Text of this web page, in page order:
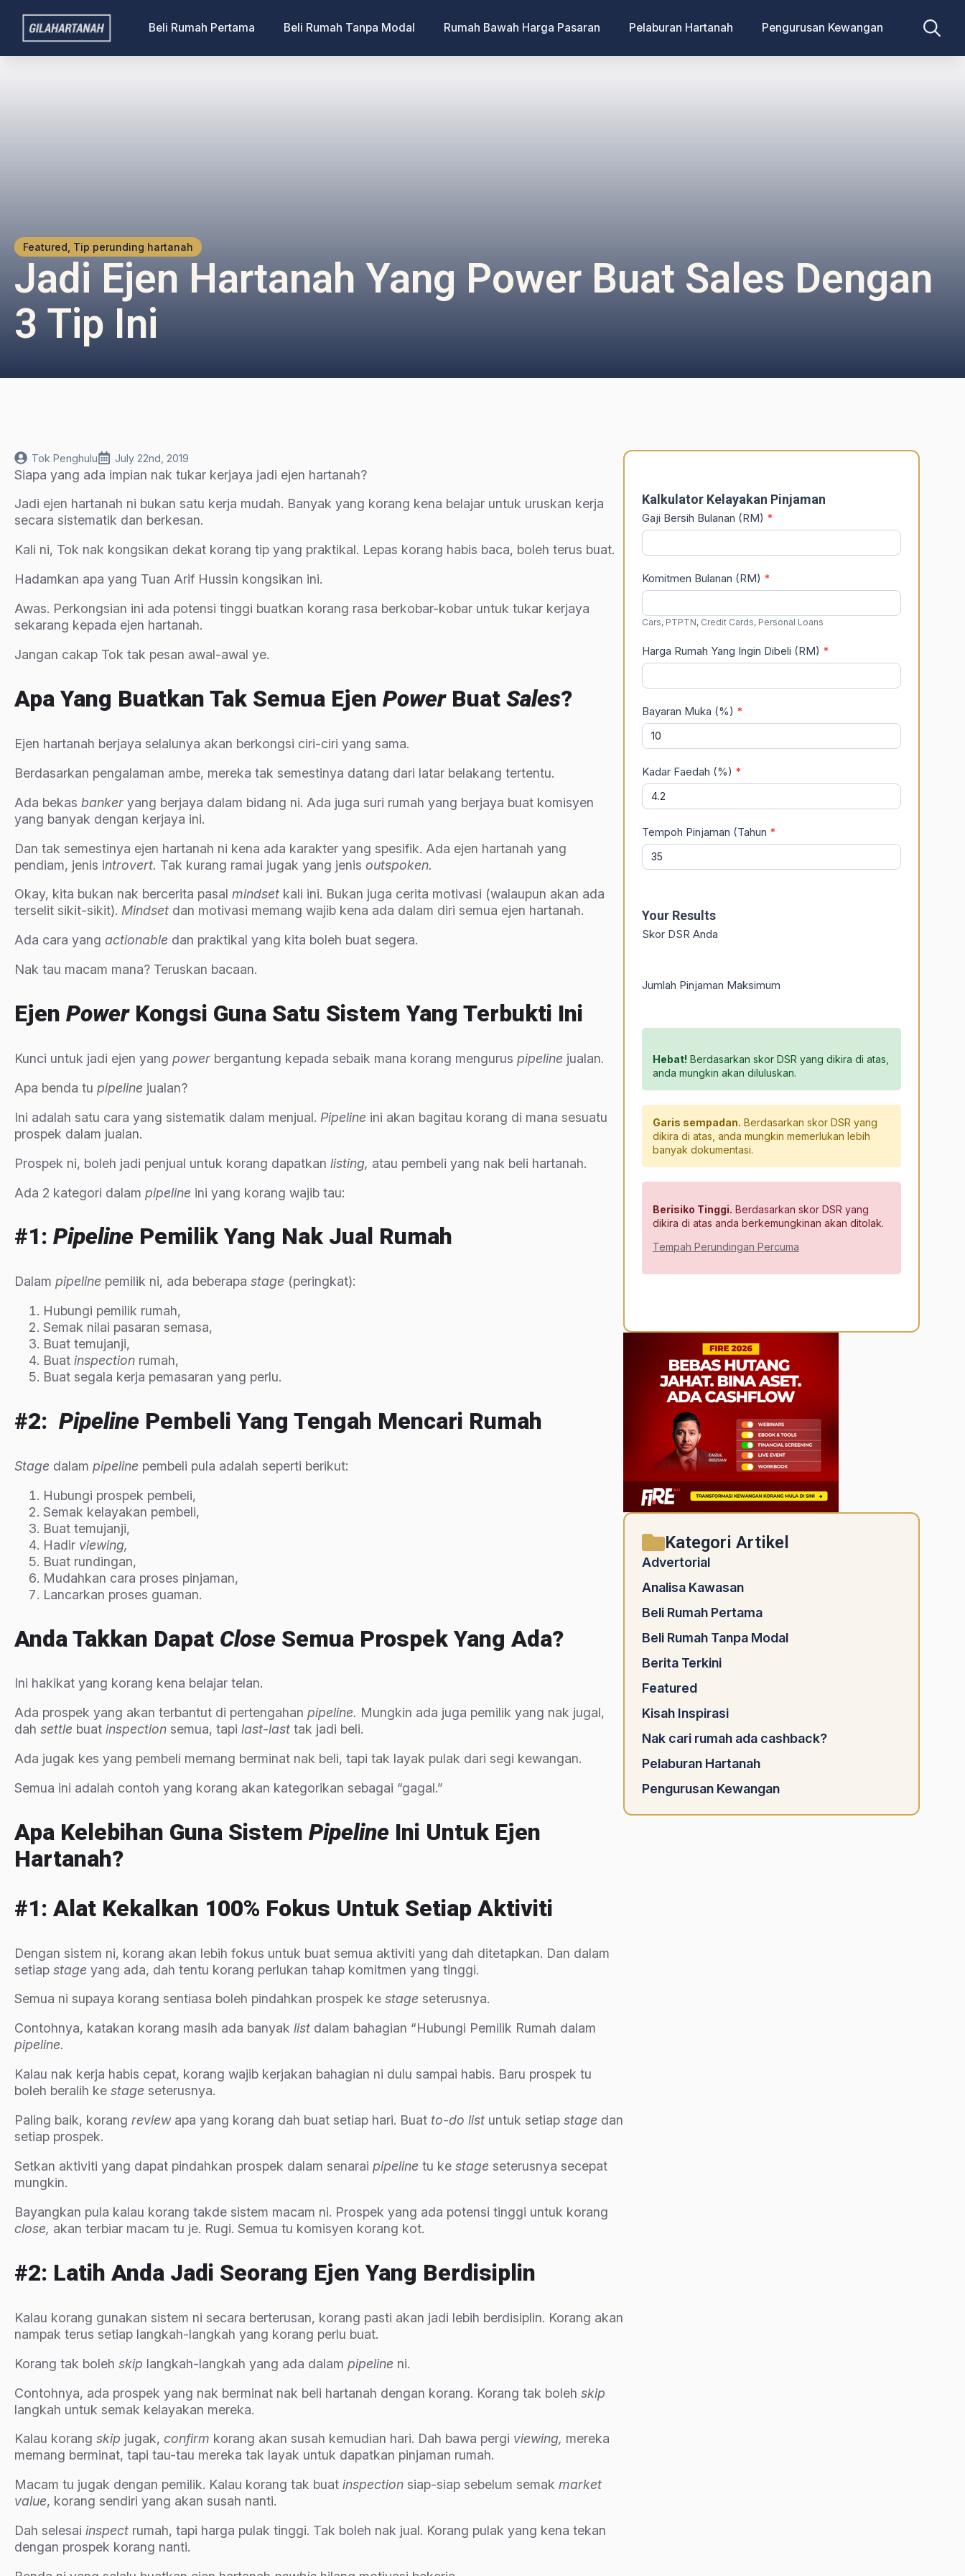
Beli Rumah Pertama Beli Rumah Tanpa Modal Rumah Bawah Harga Pasaran Pelaburan Hartanah Pengurusan Kewangan
Search
Featured, Tip perunding hartanah
Jadi Ejen Hartanah Yang Power Buat Sales Dengan
3 Tip Ini
Tok Penghulu July 22nd, 2019
Siapa yang ada impian nak tukar kerjaya jadi ejen hartanah?
Jadi ejen hartanah ni bukan satu kerja mudah. Banyak yang korang kena belajar untuk uruskan kerja
secara sistematik dan berkesan.
Kali ni, Tok nak kongsikan dekat korang tip yang praktikal. Lepas korang habis baca, boleh terus buat.
Hadamkan apa yang Tuan Arif Hussin kongsikan ini.
Awas. Perkongsian ini ada potensi tinggi buatkan korang rasa berkobar-kobar untuk tukar kerjaya
sekarang kepada ejen hartanah.
Jangan cakap Tok tak pesan awal-awal ye.
Apa Yang Buatkan Tak Semua Ejen PowerBuat Sales?
Ejen hartanah berjaya selalunya akan berkongsi ciri-ciri yang sama.
Berdasarkan pengalaman ambe, mereka tak semestinya datang dari latar belakang tertentu.
Ada bekas banker yang berjaya dalam bidang ni. Ada juga suri rumah yang berjaya buat komisyen
yang banyak dengan kerjaya ini.
Dan tak semestinya ejen hartanah ni kena ada karakter yang spesifik. Ada ejen hartanah yang
pendiam, jenis introvert. Tak kurang ramai jugak yang jenis outspoken.
Okay, kita bukan nak bercerita pasal mindset kali ini. Bukan juga cerita motivasi (walaupun akan ada
terselit sikit-sikit). Mindset dan motivasi memang wajib kena ada dalam diri semua ejen hartanah.
Ada cara yang actionable dan praktikal yang kita boleh buat segera.
Nak tau macam mana? Teruskan bacaan.
Ejen PowerKongsi Guna Satu Sistem Yang Terbukti Ini
Kunci untuk jadi ejen yang power bergantung kepada sebaik mana korang mengurus pipeline jualan.
Apa benda tu pipeline jualan?
Ini adalah satu cara yang sistematik dalam menjual. Pipeline ini akan bagitau korang di mana sesuatu
prospek dalam jualan.
Prospek ni, boleh jadi penjual untuk korang dapatkan listing, atau pembeli yang nak beli hartanah.
Ada 2 kategori dalam pipeline ini yang korang wajib tau:
#1: Pipeline Pemilik Yang Nak Jual Rumah
Dalam pipeline pemilik ni, ada beberapa stage (peringkat):
Hubungi pemilik rumah,
Semak nilai pasaran semasa,
Buat temujanji,
Buat inspection rumah,
Buat segala kerja pemasaran yang perlu.
#2: Pipeline Pembeli Yang Tengah Mencari Rumah
Stage dalam pipeline pembeli pula adalah seperti berikut:
Hubungi prospek pembeli,
Semak kelayakan pembeli,
Buat temujanji,
Hadir viewing,
Buat rundingan,
Mudahkan cara proses pinjaman,
Lancarkan proses guaman.
Anda Takkan Dapat Close Semua Prospek Yang Ada?
Ini hakikat yang korang kena belajar telan.
Ada prospek yang akan terbantut di pertengahan pipeline. Mungkin ada juga pemilik yang nak jugal,
dah settle buat inspection semua, tapi last-last tak jadi beli.
Ada jugak kes yang pembeli memang berminat nak beli, tapi tak layak pulak dari segi kewangan.
Semua ini adalah contoh yang korang akan kategorikan sebagai “gagal.”
Apa Kelebihan Guna Sistem Pipeline Ini Untuk Ejen
Hartanah?
#1: Alat Kekalkan 100% Fokus Untuk Setiap Aktiviti
Dengan sistem ni, korang akan lebih fokus untuk buat semua aktiviti yang dah ditetapkan. Dan dalam
setiap stage yang ada, dah tentu korang perlukan tahap komitmen yang tinggi.
Semua ni supaya korang sentiasa boleh pindahkan prospek ke stage seterusnya.
Contohnya, katakan korang masih ada banyak list dalam bahagian “Hubungi Pemilik Rumah dalam
pipeline.
Kalau nak kerja habis cepat, korang wajib kerjakan bahagian ni dulu sampai habis. Baru prospek tu
boleh beralih ke stage seterusnya.
Paling baik, korang review apa yang korang dah buat setiap hari. Buat to-do list untuk setiap stage dan
setiap prospek.
Setkan aktiviti yang dapat pindahkan prospek dalam senarai pipeline tu ke stage seterusnya secepat
mungkin.
Bayangkan pula kalau korang takde sistem macam ni. Prospek yang ada potensi tinggi untuk korang
close, akan terbiar macam tu je. Rugi. Semua tu komisyen korang kot.
#2: Latih Anda Jadi Seorang Ejen Yang Berdisiplin
Kalau korang gunakan sistem ni secara berterusan, korang pasti akan jadi lebih berdisiplin. Korang akan
nampak terus setiap langkah-langkah yang korang perlu buat.
Korang tak boleh skip langkah-langkah yang ada dalam pipeline ni.
Contohnya, ada prospek yang nak berminat nak beli hartanah dengan korang. Korang tak boleh skip
langkah untuk semak kelayakan mereka.
Kalau korang skip jugak, confirm korang akan susah kemudian hari. Dah bawa pergi viewing, mereka
memang berminat, tapi tau-tau mereka tak layak untuk dapatkan pinjaman rumah.
Macam tu jugak dengan pemilik. Kalau korang tak buat inspection siap-siap sebelum semak market
value, korang sendiri yang akan susah nanti.
Dah selesai inspect rumah, tapi harga pulak tinggi. Tak boleh nak jual. Korang pulak yang kena tekan
dengan prospek korang nanti.
Calculator
Kalkulator Kelayakan Pinjaman
Gaji Bersih Bulanan (RM) *
Komitmen Bulanan (RM) *
Cars, PTPTN, Credit Cards, Personal Loans
Harga Rumah Yang Ingin Dibeli (RM) *
Bayaran Muka (%) *
Kadar Faedah (%) *
Tempoh Pinjaman (Tahun *
Your Results
Skor DSR Anda
Jumlah Pinjaman Maksimum
Hebat! Berdasarkan skor DSR yang dikira di atas,
anda mungkin akan diluluskan.
Garis sempadan. Berdasarkan skor DSR yang
dikira di atas, anda mungkin memerlukan lebih
banyak dokumentasi.
Berisiko Tinggi. Berdasarkan skor DSR yang
dikira di atas anda berkemungkinan akan ditolak.
Tempah Perundingan Percuma
Kategori Artikel
Advertorial
Analisa Kawasan
Beli Rumah Pertama
Beli Rumah Tanpa Modal
Berita Terkini
Featured
Kisah Inspirasi
Nak cari rumah ada cashback?
Pelaburan Hartanah
Pengurusan Kewangan